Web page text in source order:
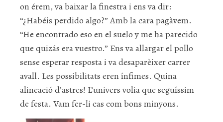
on érem, va baixar la finestra i ens va dir:
“¿Habéis perdido algo?” Amb la cara pagàvem.
“He encontrado eso en el suelo y me ha parecido
que quizás era vuestro.” Ens va allargar el pollo
sense esperar resposta i va desaparèixer carrer
avall. Les possibilitats eren ínfimes. Quina
alineació d’astres! L’univers volia que seguíssim
de festa. Vam fer-li cas com bons minyons.